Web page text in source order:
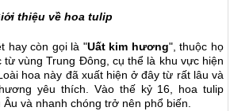
thiệu về hoa tulip
hay còn gọi là "Uất kim hương", thuộc họ
từ vùng Trung Đông, cụ thể là khu vực hiện
hoa này đã xuất hiện ở đây từ rất lâu và
yêu thích. Vào thế kỷ 16, hoa tulip
và nhanh chóng trở nên phổ biến.